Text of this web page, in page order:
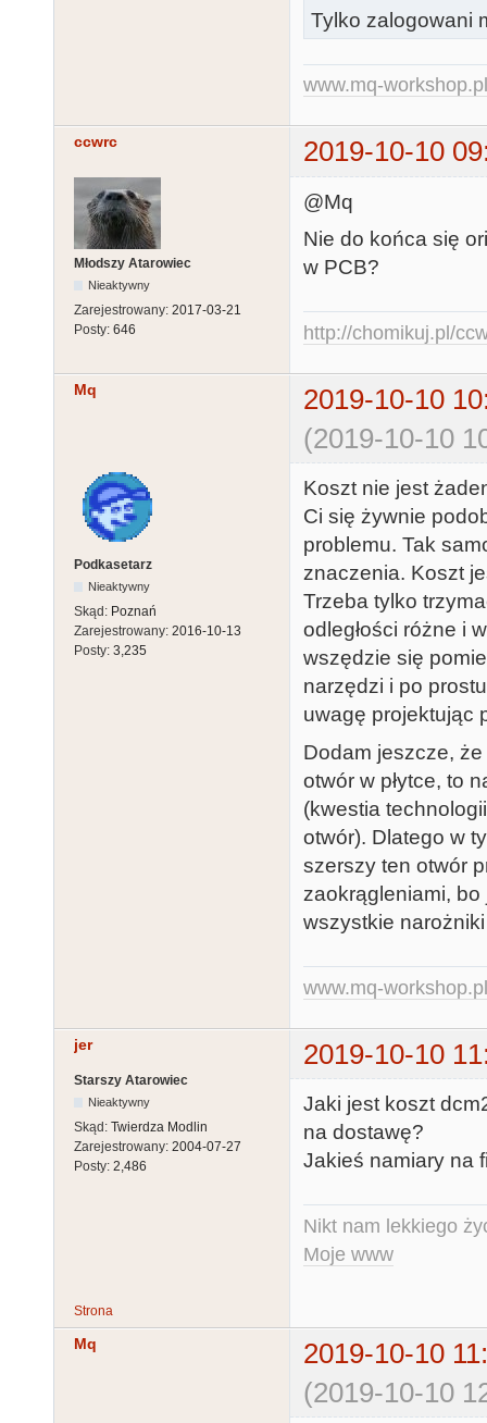
Tylko zalogowani
www.mq-workshop.pl
ccwrc 2019-10-10
Młodszy Atarowiec
Nieaktywny
Zarejestrowany: 2017-03-21
Posty: 646
@Mq
Nie do końca się
w PCB?
http://chomikuj.pl/
Mq
2019-10-10
(2019-10-10
Podkasetarz
Nieaktywny
Skąd: Poznań
Zarejestrowany: 2016-10-13
Posty: 3,235
Koszt nie jest
Ci się żywnie
problemu. Tak
znaczenia. Koszt
Trzeba tylko
odległości różne i
wszędzie się
narzędzi i po
uwagę projektując
Dodam jeszcze,
otwór w płytce, to
(kwestia
otwór). Dlatego w
szerszy ten otwór
zaokrągleniami,
wszystkie
www.mq-workshop.pl
jer 2019-10-10
Starszy Atarowiec
Nieaktywny
Skąd: Twierdza Modlin
Zarejestrowany: 2004-07-27
Posty: 2,486
Jaki jest koszt
na dostawę?
Jakieś namiary na
Nikt nam lekkiego
Moje www
Strona
Mq
2019-10-10
(2019-10-10